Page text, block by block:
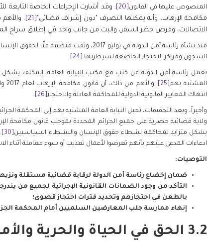
المنصوص عليها في القانون
. وقد أشارت الإجراءات الخاصة
مكافحة الإرهاب، وأنه يمكنها التصرف "دون إشراف قضائي"
.
الاتصالات، وفرض حظر السفر، والبت من جانب واحد في إطلاق سراح
منذ نشأة رئاسة أمن الدولة في يوليو 2017، وثقت منظمة منّا لحقوق الإنسان العديد من حالات الانتهاكات الجسيمة لحقوق الإنسان التي ارتكبتها
السجون ومراكز الاحتجاز الخاضعة لسيطرتها. [24]
المشتبه بهم[25]
انتهاك المعايير القانونية الدولية للمحاكمة العادلة والاحتجاز[26]
.
وأخيراً، وبعد التحقيقات، تحيل النيابة العامة المشتبه بهم إلى المحكمة
ولاية قضائية حصرية على جميع الجرائم المحددة بموجب قانون مكافحة
بشكل متزايد لمحاكمة نشطاء حقوق الإنسان والنشطاء السياسيين [30]
ادعاءات المدعى عليهم بأنهم تعرضوا لأعمال تعذيب أو سوء معاملة أثناء
التوصيات:
ضمان إخضاع رئاسة أمن الدولة لرقابة قضائية مستقلة
التأكد من وجود الضمانات القانونية الإجرائية لجميع من
بالطعن في احتجازهم وتحديد فترات احتجاز قصوى؛
إنهاء ممارسة جلب المعارضين السلميين أمام المحكمة
3.2 الحق في الحياة والحرية والأمن الشخصي